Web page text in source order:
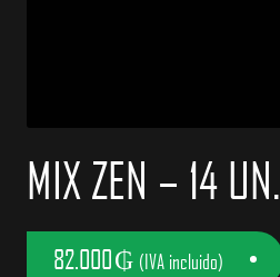
MIX ZEN – 14 UN.
82.000₲ (IVA incluido)